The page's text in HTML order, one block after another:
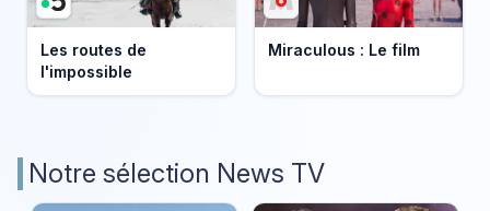
Les routes de
l'impossible
Miraculous : Le film
Notre sélection News TV